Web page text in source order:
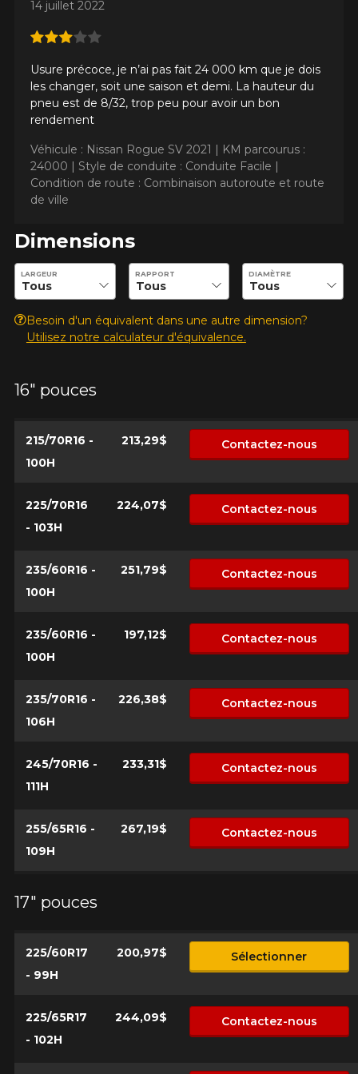
14 juillet 2022
Usure précoce, je n’ai pas fait 24 000 km que je dois
les changer, soit une saison et demi. La hauteur du
pneu est de 8/32, trop peu pour avoir un bon
rendement
Véhicule : Nissan Rogue SV 2021 | KM parcourus :
24000 | Style de conduite : Conduite Facile |
Condition de route : Combinaison autoroute et route
de ville
Dimensions
Entrez les dimensions souhaitées pour vérifier la disponibilité
LARGEUR RAPPORT DIAMÈTRE
Besoin d'un équivalent dans une autre dimension?
Utilisez notre calculateur d'équivalence.
16" pouces
215/70R16 -
100H
213,29$ Contactez-nous
225/70R16
- 103H
224,07$ Contactez-nous
235/60R16 -
100H
251,79$ Contactez-nous
235/60R16 -
100H
197,12$ Contactez-nous
235/70R16 -
106H
226,38$ Contactez-nous
245/70R16 -
111H
233,31$ Contactez-nous
255/65R16 -
109H
267,19$ Contactez-nous
17" pouces
225/60R17
- 99H
200,97$ Sélectionner
225/65R17
- 102H
244,09$ Contactez-nous
AJOUTER UN AVIS
DYNAPRO HP2 RA33
Courriel
Votre véhicule
Année
Marque
Option
KM parcourus
Que magasinez-vous?